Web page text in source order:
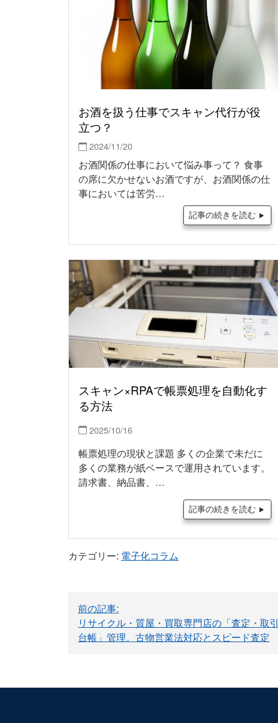
お酒を扱う仕事でスキャン代行が役
立つ？
2024/11/20
お酒関係の仕事において悩み事って？ 食事
の席に欠かせないお酒ですが、お酒関係の仕
事においては苦労…
記事の続きを読む
スキャン×RPAで帳票処理を自動化す
る方法
2025/10/16
帳票処理の現状と課題 多くの企業で未だに
多くの業務が紙ベースで運用されています。
請求書、納品書、…
記事の続きを読む
カテゴリー: 電子化コラム
稿
ビ
前の記事:
リサイクル・質屋・買取専門店の「査定・取引
台帳」管理。古物営業法対応とスピード査定